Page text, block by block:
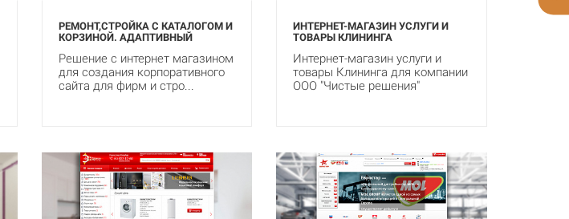
РЕМОНТ,СТРОЙКА С КАТАЛОГОМ И
КОРЗИНОЙ. АДАПТИВНЫЙ
Решение с интернет магазином
для создания корпоративного
сайта для фирм и стро...
ИНТЕРНЕТ-МАГАЗИН УСЛУГИ И
ТОВАРЫ КЛИНИНГА
Интернет-магазин услуги и
товары Клининга для компании
ООО "Чистые решения"